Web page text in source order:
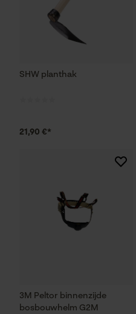
SHW planthak
21,90 €*
3M Peltor binnenzijde
bosbouwhelm G2M